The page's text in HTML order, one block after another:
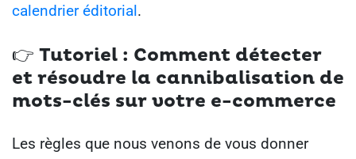
calendrier éditorial.
👉 Tutoriel : Comment détecter
et résoudre la cannibalisation de
mots-clés sur votre e-commerce
Les règles que nous venons de vous donner